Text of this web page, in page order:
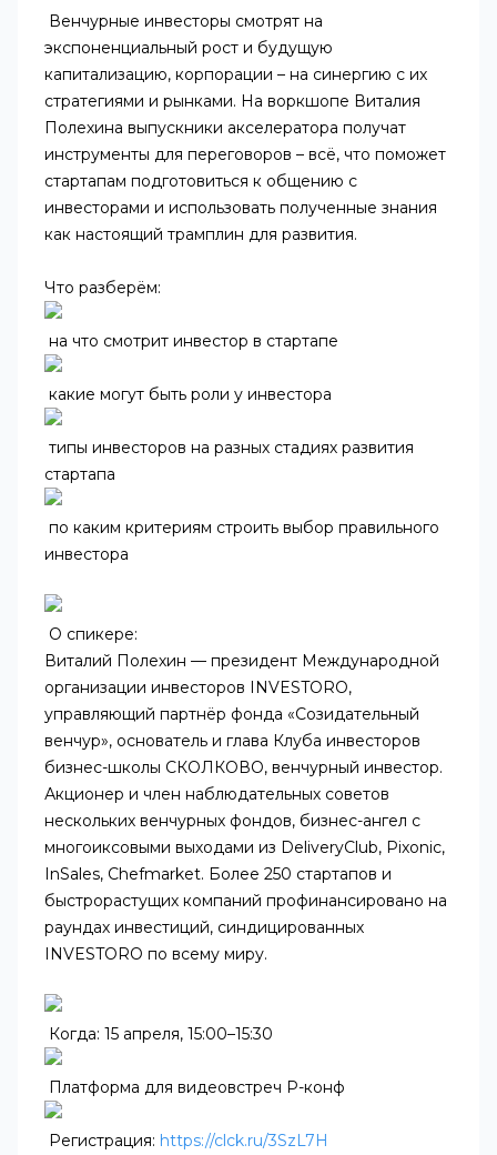
Венчурные инвесторы смотрят на
экспоненциальный рост и будущую
капитализацию, корпорации – на синергию с их
стратегиями и рынками. На воркшопе Виталия
Полехина выпускники акселератора получат
инструменты для переговоров – всё, что поможет
стартапам подготовиться к общению с
инвесторами и использовать полученные знания
как настоящий трамплин для развития.
Что разберём:
на что смотрит инвестор в стартапе
какие могут быть роли у инвестора
типы инвесторов на разных стадиях развития
стартапа
по каким критериям строить выбор правильного
инвестора
О спикере:
Виталий Полехин — президент Международной
организации инвесторов INVESTORO,
управляющий партнёр фонда «Созидательный
венчур», основатель и глава Клуба инвесторов
бизнес-школы СКОЛКОВО, венчурный инвестор.
Акционер и член наблюдательных советов
нескольких венчурных фондов, бизнес-ангел с
многоиксовыми выходами из DeliveryClub, Pixonic,
InSales, Chefmarket. Более 250 стартапов и
быстрорастущих компаний профинансировано на
раундах инвестиций, синдицированных
INVESTORO по всему миру.
Когда: 15 апреля, 15:00–15:30
Платформа для видеовстреч Р-конф
Регистрация: https://clck.ru/3SzL7H